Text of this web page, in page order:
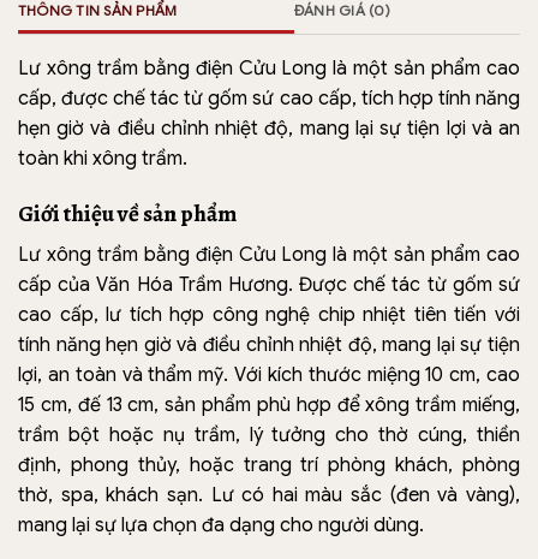
THÔNG TIN SẢN PHẨM ĐÁNH GIÁ (0)
Lư xông trầm bằng điện Cửu Long là một sản phẩm cao
cấp, được chế tác từ gốm sứ cao cấp, tích hợp tính năng
hẹn giờ và điều chỉnh nhiệt độ, mang lại sự tiện lợi và an
toàn khi xông trầm.
Giới thiệu về sản phẩm
Lư xông trầm bằng điện Cửu Long là một sản phẩm cao
cấp của Văn Hóa Trầm Hương. Được chế tác từ gốm sứ
cao cấp, lư tích hợp công nghệ chip nhiệt tiên tiến với
tính năng hẹn giờ và điều chỉnh nhiệt độ, mang lại sự tiện
lợi, an toàn và thẩm mỹ. Với kích thước miệng 10 cm, cao
15 cm, đế 13 cm, sản phẩm phù hợp để xông trầm miếng,
trầm bột hoặc nụ trầm, lý tưởng cho thờ cúng, thiền
định, phong thủy, hoặc trang trí phòng khách, phòng
thờ, spa, khách sạn. Lư có hai màu sắc (đen và vàng),
mang lại sự lựa chọn đa dạng cho người dùng.